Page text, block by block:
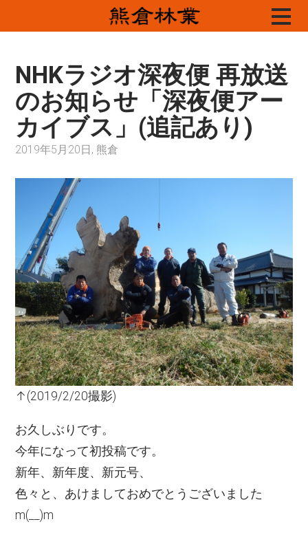
to
NHKラジオ深夜便 再放送
のお知らせ「深夜便アー
カイブス」(追記あり)
2019年5月20日, 熊倉
↑(2019/2/20撮影)
お久しぶりです。
今年になって初投稿です。
新年、新年度、新元号、
色々と、あけましておめでとうございました
m(__)m